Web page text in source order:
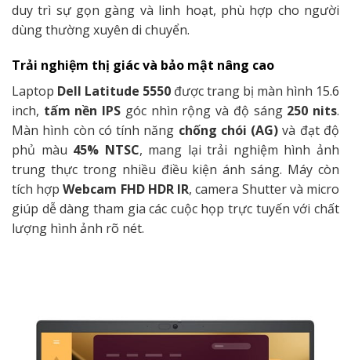
duy trì sự gọn gàng và linh hoạt, phù hợp cho người
dùng thường xuyên di chuyển.
Trải nghiệm thị giác và bảo mật nâng cao
Laptop Dell Latitude 5550 được trang bị màn hình 15.6
inch, tấm nền IPS góc nhìn rộng và độ sáng 250 nits.
Màn hình còn có tính năng chống chói (AG) và đạt độ
phủ màu 45% NTSC, mang lại trải nghiệm hình ảnh
trung thực trong nhiều điều kiện ánh sáng. Máy còn
tích hợpWebcam FHD HDR IR, camera Shutter và micro
giúp dễ dàng tham gia các cuộc họp trực tuyến với chất
lượng hình ảnh rõ nét.